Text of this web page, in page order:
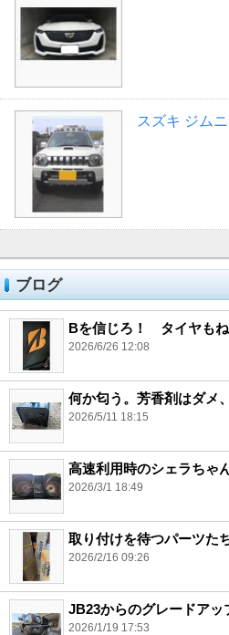
スズキ ジム
ブログ
Bを信じろ！ タイヤも
2026/6/26 12:08
何か匂う。芳香剤はダメ
2026/5/11 18:15
高速利用時のシェラちゃ
2026/3/1 18:49
取り付けを待つパーツた
2026/2/16 09:26
JB23からのグレードアッ
2026/1/19 17:53